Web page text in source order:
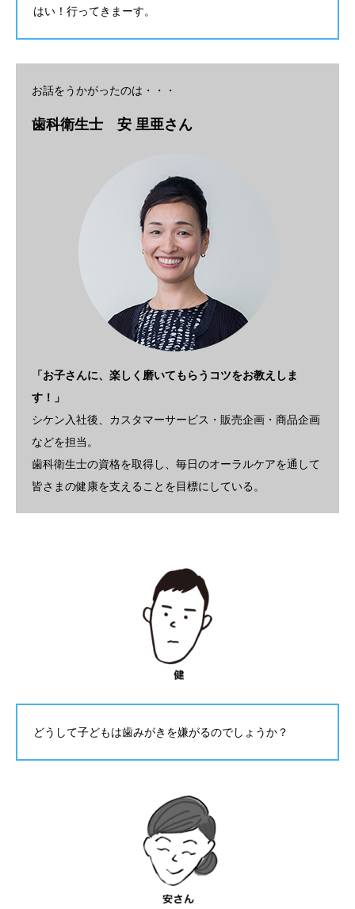
はい！行ってきまーす。
お話をうかがったのは・・・
歯科衛生士 安 里亜さん
「お子さんに、楽しく磨いてもらうコツをお教えしま
す！」
シケン入社後、カスタマーサービス・販売企画・商品企画
などを担当。
歯科衛生士の資格を取得し、毎日のオーラルケアを通して
皆さまの健康を支えることを目標にしている。
どうして子どもは歯みがきを嫌がるのでしょうか？